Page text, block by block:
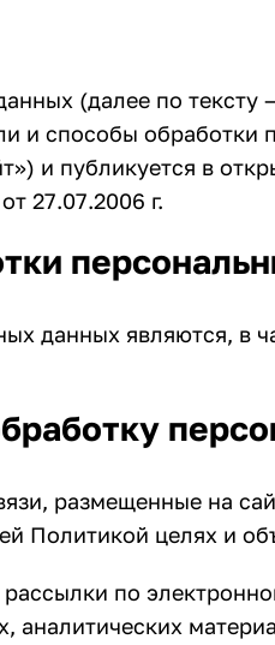
(далее по тексту
и способы обработки
и публикуется в
27.07.2006 г.
данных являются, в
размещенные на
Политикой целях и
по
аналитических